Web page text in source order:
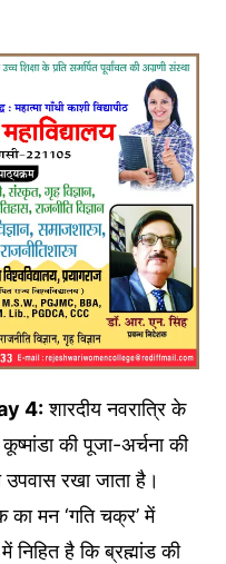
4:शारदीय नवरात्रि के
की पूजा-अर्चना की
रखा जाता है।
का मन ‘गति चक्र’ में
निहित है कि ब्रह्मांड की